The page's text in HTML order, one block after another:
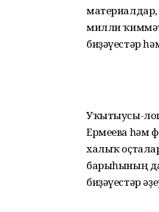
милли
биҙәүестәр
Уҡытыусы-
Ермеева һәм
халыҡ
барыһының
биҙәүестәр